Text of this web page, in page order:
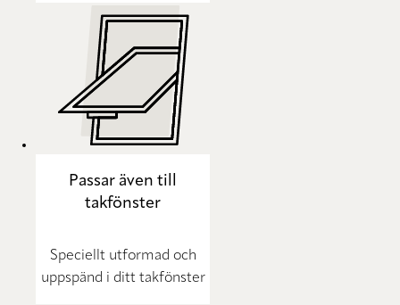
Passar även till
takfönster
Speciellt utformad och
uppspänd i ditt takfönster